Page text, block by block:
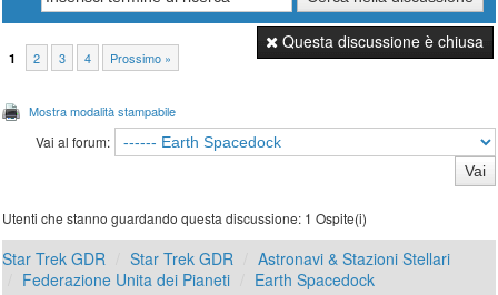
1 2 3 4 Prossimo »
Questa discussione è chiusa
Mostra modalità stampabile
Vai al forum:
Utenti che stanno guardando questa discussione: 1 Ospite(i)
Star Trek GDR Star Trek GDR
Astronavi & Stazioni Stellari
Federazione Unita dei Pianeti
Earth Spacedock